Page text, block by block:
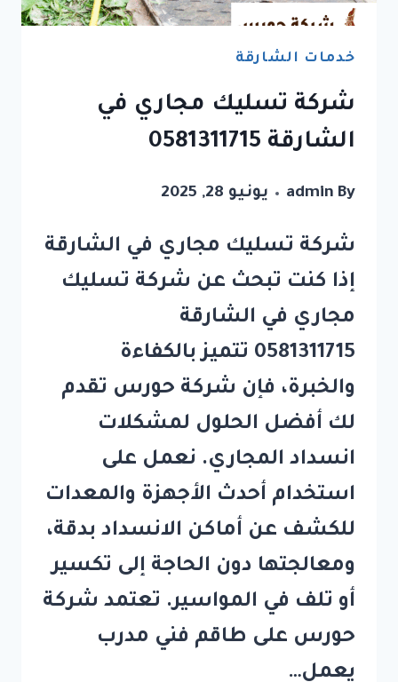
خدمات الشارقة
شركة تسليك مجاري في
الشارقة 0581311715
By
admin يونيو 28, 2025
شركة تسليك مجاري في الشارقة
إذا كنت تبحث عن شركة تسليك
مجاري في الشارقة
0581311715 تتميز بالكفاءة
والخبرة، فإن شركة حورس تقدم
لك أفضل الحلول لمشكلات
انسداد المجاري. نعمل على
استخدام أحدث الأجهزة والمعدات
للكشف عن أماكن الانسداد بدقة،
ومعالجتها دون الحاجة إلى تكسير
أو تلف في المواسير. تعتمد شركة
حورس على طاقم فني مدرب
يعمل…